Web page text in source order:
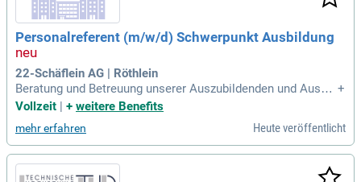
Personalreferent (m/w/d) Schwerpunkt Ausbildung
22-Schäflein AG | Röthlein
Beratung und Betreuung unserer Auszubildenden und Ausbil
dungsverantwortlichen während des gesamten Ausbildungs
nternehmensinterner Vorgaben im Ausbildungsbereich; Ent
wicklung und Umsetzung innovativer
+
Vollzeit
+ weitere Benefits
mehr erfahren Heute veröffentlicht